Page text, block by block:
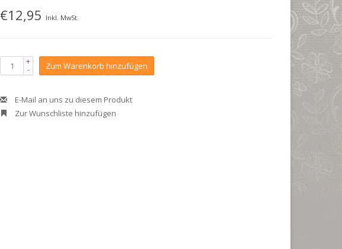
€12,95 Inkl. MwSt.
+
- Zum Warenkorb hinzufügen
E-Mail an uns zu diesem Produkt
Zur Wunschliste hinzufügen